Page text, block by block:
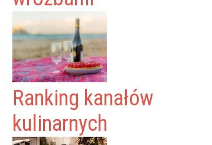
Ranking kanałów
kulinarnych